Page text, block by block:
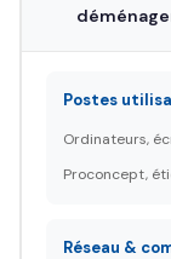
Postes
Ordinateurs,
Proconcept,
Réseau &